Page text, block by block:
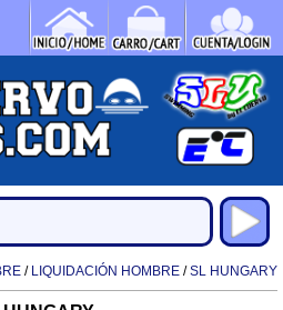
/ LIQUIDACIÓN HOMBRE /SL HUNGARY